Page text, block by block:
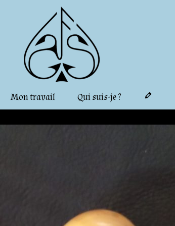
Mon travail Qui suis-je ?